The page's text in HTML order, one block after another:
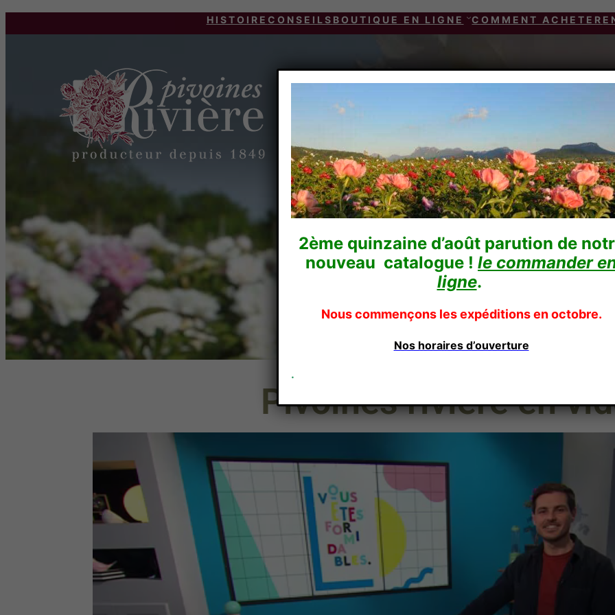
HISTOIRE CONSEILS BOUTIQUE EN LIGNE COMMENT ACHETER
Pivoines rivière en
2ème quinzaine d’août parution de
nouveau catalogue !le commander
ligne.
Nous commençons les expéditions en octobre.
Nos horaires d’ouverture
.